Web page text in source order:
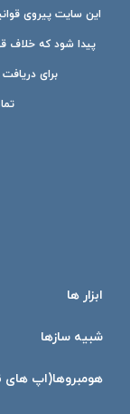
این سایت پیروی
پیدا شود که خلاف
برای
ابزار ها
شبیه ساز‌ها
هومبرو‌ها(اپ های